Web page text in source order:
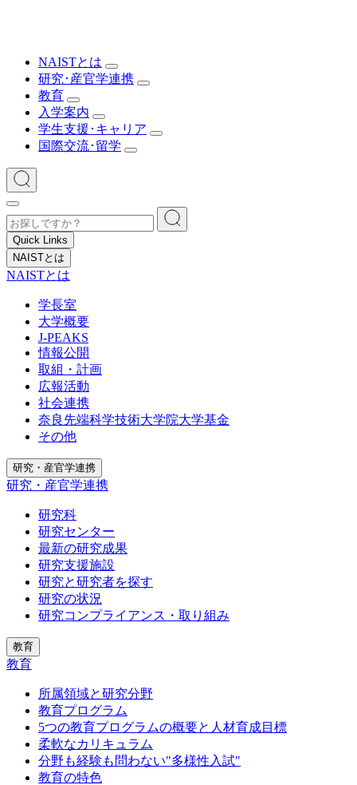
NAISTとは
研究･産官学連携
教育
入学案内
学生支援･キャリア
国際交流･留学
Quick Links
NAISTとは
NAISTとは
学長室
大学概要
J-PEAKS
情報公開
取組・計画
広報活動
社会連携
奈良先端科学技術大学院大学基金
その他
研究・産官学連携
研究・産官学連携
研究科
研究センター
最新の研究成果
研究支援施設
研究と研究者を探す
研究の状況
研究コンプライアンス・取り組み
教育
教育
所属領域と研究分野
教育プログラム
5つの教育プログラムの概要と人材育成目標
柔軟なカリキュラム
分野も経験も問わない"多様性入試"
教育の特色